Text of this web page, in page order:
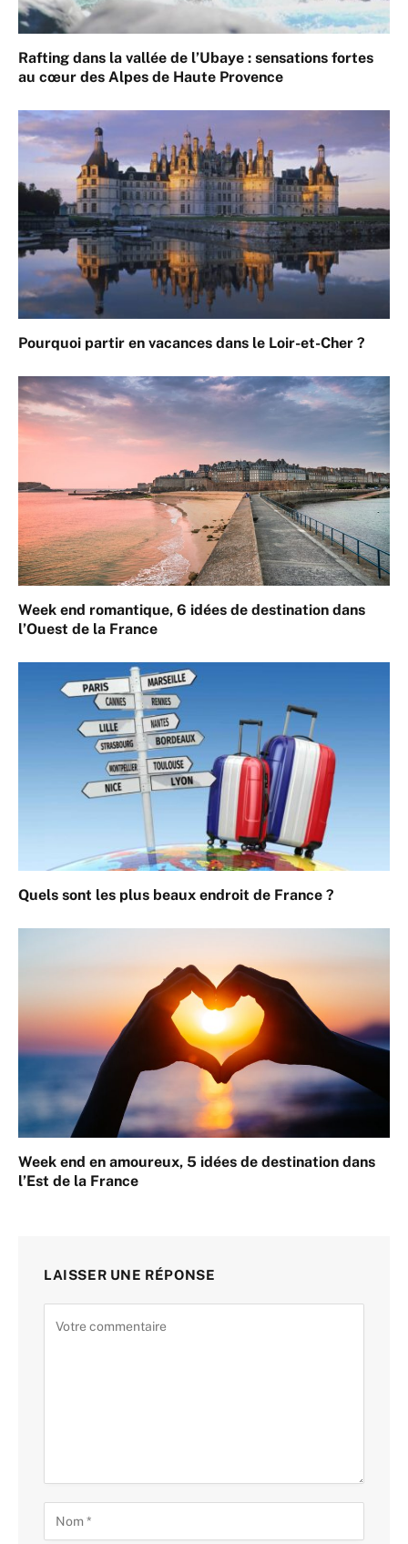
Rafting dans la vallée de l’Ubaye : sensations fortes
au cœur des Alpes de Haute Provence
Pourquoi partir en vacances dans le Loir-et-Cher ?
Week end romantique, 6 idées de destination dans
l’Ouest de la France
Quels sont les plus beaux endroit de France ?
Week end en amoureux, 5 idées de destination dans
l’Est de la France
LAISSER UNE RÉPONSE